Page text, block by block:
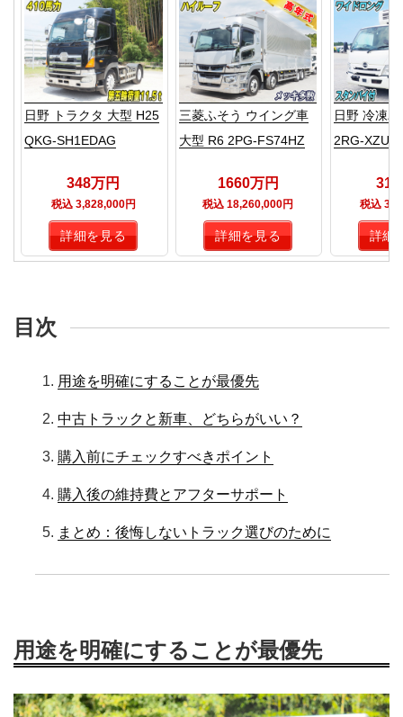
日野 トラクタ 大型 H25
QKG-SH1EDAG
348万円
税込 3,828,000円
詳細を見る
三菱ふそう ウイング車
大型 R6 2PG-FS74HZ
1660万円
税込 18,260,000円
詳細を見る
日野 冷凍
2RG-
318
税込
詳細
目次
用途を明確にすることが最優先
中古トラックと新車、どちらがいい？
購入前にチェックすべきポイント
購入後の維持費とアフターサポート
まとめ：後悔しないトラック選びのために
用途を明確にすることが最優先